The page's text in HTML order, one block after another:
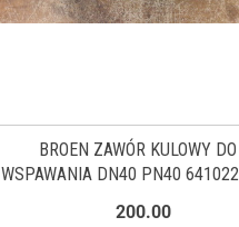
BROEN ZAWÓR KULOWY DO
WSPAWANIA DN40 PN40
200.00